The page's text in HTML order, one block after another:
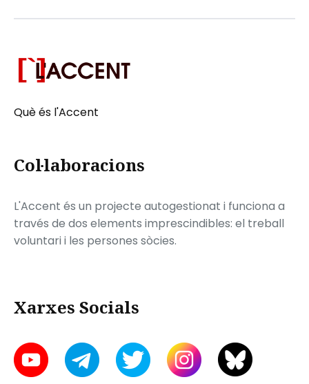
Què és l'Accent
Col·laboracions
L'Accent és un projecte autogestionat i funciona a
través de dos elements imprescindibles: el treball
voluntari i les persones sòcies.
Xarxes Socials